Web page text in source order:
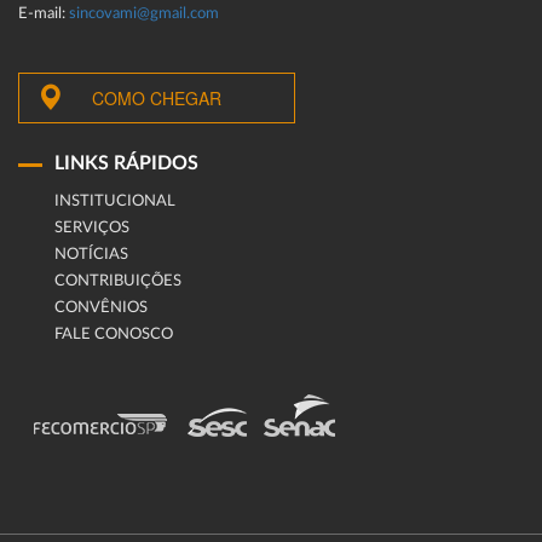
E-mail: sincovami@gmail.com
COMO CHEGAR
LINKS RÁPIDOS
INSTITUCIONAL
SERVIÇOS
NOTÍCIAS
CONTRIBUIÇÕES
CONVÊNIOS
FALE CONOSCO